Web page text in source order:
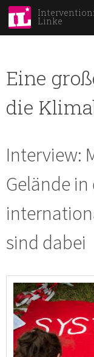
Linke
Eine
die
Interview:
Gelände
sind dabei